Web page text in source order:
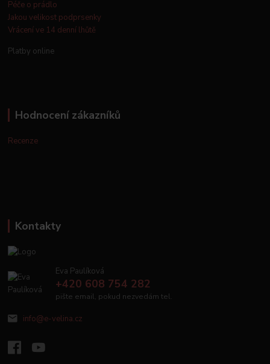
Péče o prádlo
Jakou velikost podprsenky
Vrácení ve 14 denní lhůtě
Platby online
Hodnocení zákazníků
Recenze
Kontakty
Eva Paulíková
+420 608 754 282
pište email, pokud nezvedám tel.
info@e-velina.cz